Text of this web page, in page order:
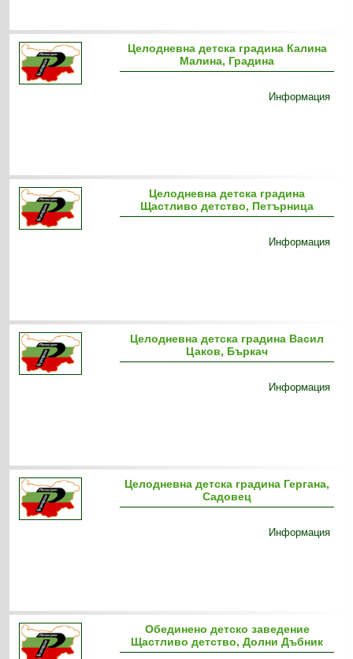
Целодневна детска градина Калина
Малина, Градина
Информация
Целодневна детска градина
Щастливо детство, Петърница
Информация
Целодневна детска градина Васил
Цаков, Бъркач
Информация
Целодневна детска градина Гергана,
Садовец
Информация
Обединено детско заведение
Щастливо детство, Долни Дъбник